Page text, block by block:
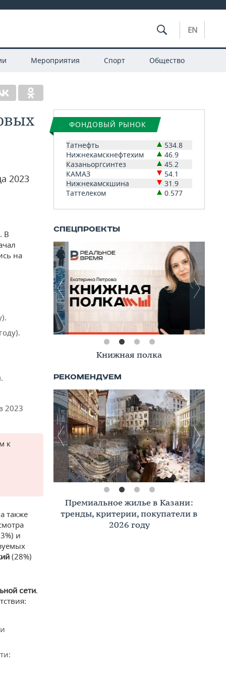
EN
Мероприятия Спорт Общество
2023
В
на
2023
к
также
и
(28%)
сети.
ФОНДОВЫЙ РЫНОК
Татнефть
534.8
Нижнекамскнефтехим
46.9
Казаньоргсинтез
45.2
КАМАЗ
54.1
Нижнекамскшина
31.9
Таттелеком
0.577
Книжная полка
Премиальное жилье в Казани:
тренды, критерии, покупатели в
2026 году